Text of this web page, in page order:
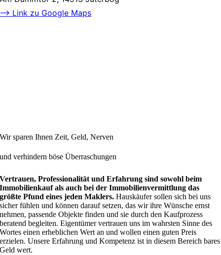
–> Link zu Google Maps
Wir sparen Ihnen Zeit, Geld, Nerven
und verhindern böse Überraschungen
Vertrauen, Professionalität und Erfahrung sind sowohl beim
Immobilienkauf als auch bei der Immobilienvermittlung das
größte Pfund eines jeden Maklers. Hauskäufer sollen sich bei uns
sicher fühlen und können darauf setzen, das wir ihre Wünsche ernst
nehmen, passende Objekte finden und sie durch den Kaufprozess
beratend begleiten. Eigentümer vertrauen uns im wahrsten Sinne des
Wortes einen erheblichen Wert an und wollen einen guten Preis
erzielen. Unsere Erfahrung und Kompetenz ist in diesem Bereich bares
Geld wert.